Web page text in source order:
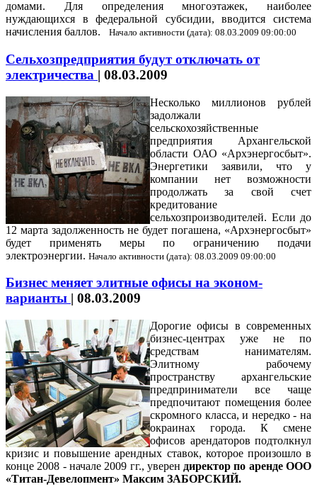
домами. Для определения многоэтажек, наиболее
нуждающихся в федеральной субсидии, вводится система
начисления баллов. Начало активности (дата): 08.03.2009 09:00:00
Сельхозпредприятия будут отключать от
электричества | 08.03.2009
Несколько миллионов рублей
задолжали
сельскохозяйственные
предприятия Архангельской
области ОАО «Архэнергосбыт».
Энергетики заявили, что у
компании нет возможности
продолжать за свой счет
кредитование
сельхозпроизводителей. Если до
12 марта задолженность не будет погашена, «Архэнергосбыт»
будет применять меры по ограничению подачи
электроэнергии. Начало активности (дата): 08.03.2009 09:00:00
Бизнес меняет элитные офисы на эконом-
варианты | 08.03.2009
Дорогие офисы в современных
бизнес-центрах уже не по
средствам нанимателям.
Элитному рабочему
пространству архангельские
предприниматели все чаще
предпочитают помещения более
скромного класса, и нередко - на
окраинах города. К смене
офисов арендаторов подтолкнул
кризис и повышение арендных ставок, которое произошло в
конце 2008 - начале 2009 гг., уверен директор по аренде ООО
«Титан-Девелопмент» Максим ЗАБОРСКИЙ.